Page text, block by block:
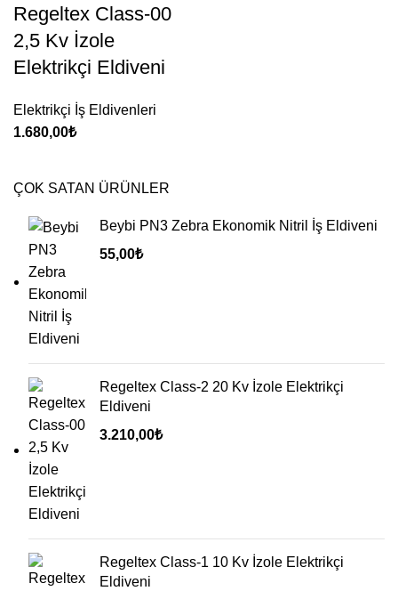
ÇOK SATAN ÜRÜNLER
Beybi PN3 Zebra Ekonomik Nitril İş Eldiveni
55,00₺
Regeltex Class-2 20 Kv İzole Elektrikçi
Eldiveni
3.210,00₺
Regeltex Class-1 10 Kv İzole Elektrikçi
Eldiveni
Regeltex Class-00
2,5 Kv İzole
Elektrikçi Eldiveni
Elektrikçi İş Eldivenleri
1.680,00₺